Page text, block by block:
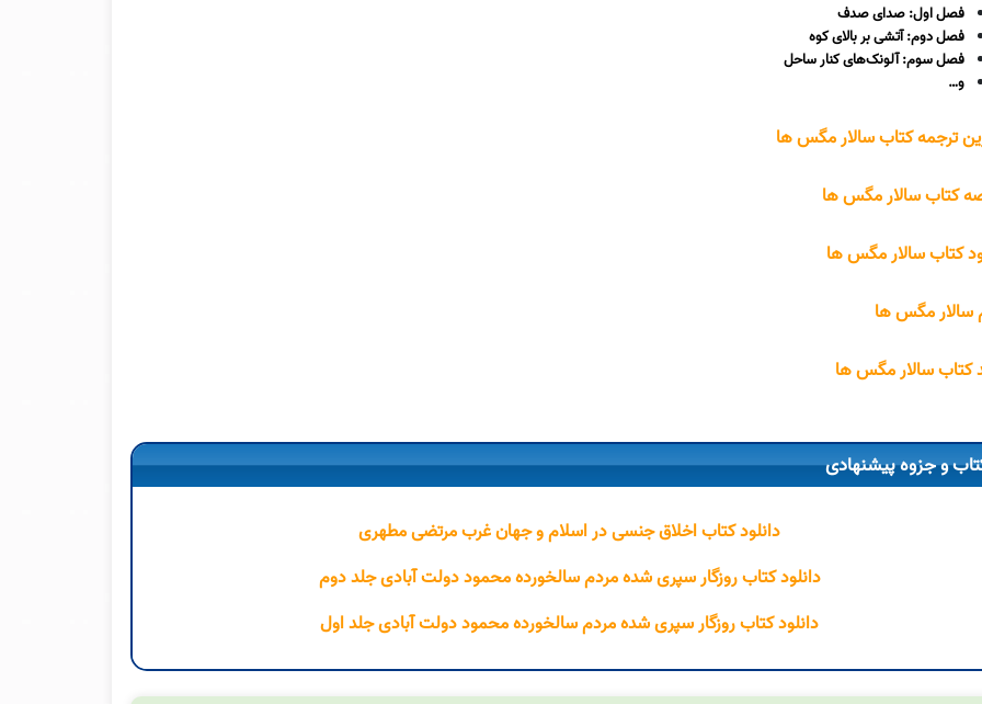
فصل اول: صدای صدف
فصل دوم: آتشی بر بالای کوه
فصل سوم: آلونک‌های کنار ساحل
و…
ترجمه کتاب سالار مگس ها
کتاب سالار مگس ها
کتاب سالار مگس ها
سالار مگس ها
کتاب سالار مگس ها
و جزوه پیشنهادی
دانلود کتاب اخلاق جنسی در اسلام و جهان غرب مرتضی مطهری
دانلود کتاب روزگار سپری شده مردم سالخورده محمود دولت آبادی جلد دوم
دانلود کتاب روزگار سپری شده مردم سالخورده محمود دولت آبادی جلد اول